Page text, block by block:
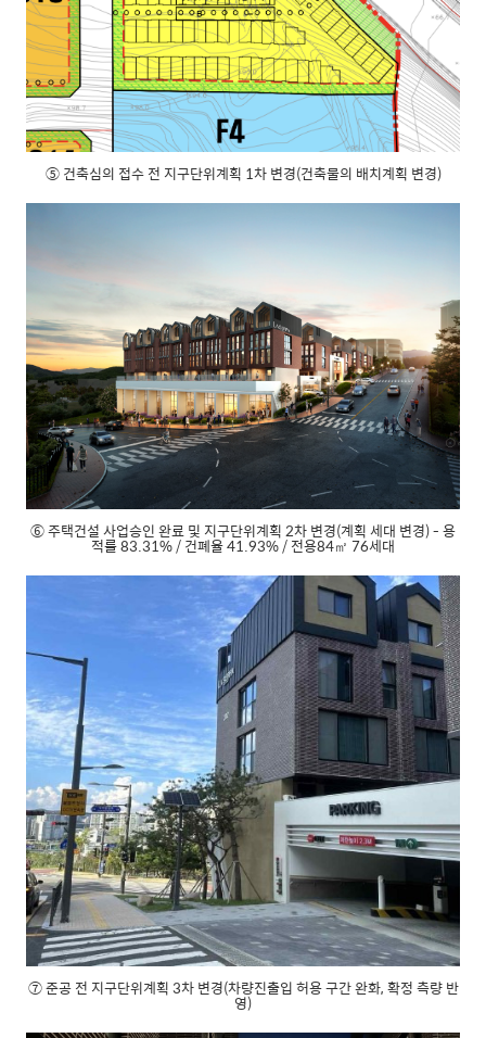
⑤ 건축심의 접수 전 지구단위계획 1차 변경(건축물의 배치계획 변경)
⑥ 주택건설 사업승인 완료 및 지구단위계획 2차 변경(계획 세대 변경) - 용
적률 83.31% / 건폐율 41.93% / 전용84㎡ 76세대
⑦ 준공 전 지구단위계획 3차 변경(차량진출입 허용 구간 완화, 확정 측량 반
영)